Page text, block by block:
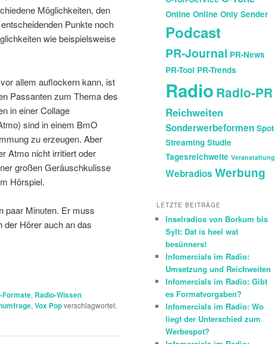
Möglichkeiten, den
Punkte noch
wie beispielsweise
allem auflockern kann, ist
Passanten zum Thema des
in einer Collage
sind in einem BmO
zu erzeugen. Aber
Atmo nicht irritiert oder
großen Geräuschkulisse
Hörspiel.
paar Minuten. Er muss
der Hörer auch an das
Formate, Radio-Wissen
, Vox Popverschlagwortet.
Online Online Only Sender
Podcast
PR-Journal PR-News
PR-Tool PR-Trends
Radio Radio-PR
Reichweiten
Sonderwerbeformen Spot
Streaming Studie
Tagesreichweite Veranstaltung
Webradios Werbung
LETZTE BEITRÄGE
Inselradios von Borkum bis
Sylt: Dat is heel wat
besünners!
Infomercials im Radio:
Umsetzung und Reichweiten
Infomercials im Radio: Gibt
es Formatvorgaben?
Infomercials im Radio: Wo
liegt der Unterschied zum
Werbespot?